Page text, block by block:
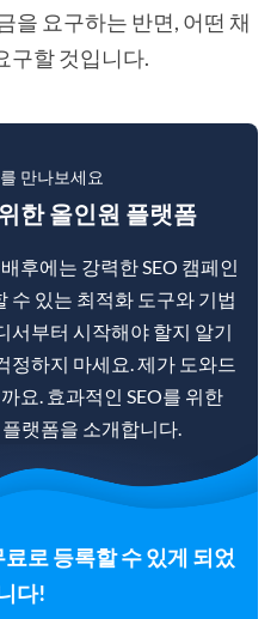
을 요구하는 반면, 어떤 채
구할 것입니다.
만나보세요
한 올인원 플랫폼
후에는 강력한 SEO 캠페인
수 있는 최적화 도구와 기법
서부터 시작해야 할지 알기
정하지 마세요. 제가 도와드
요. 효과적인 SEO를 위한
랫폼을 소개합니다.
로 등록할 수 있게 되었
다!